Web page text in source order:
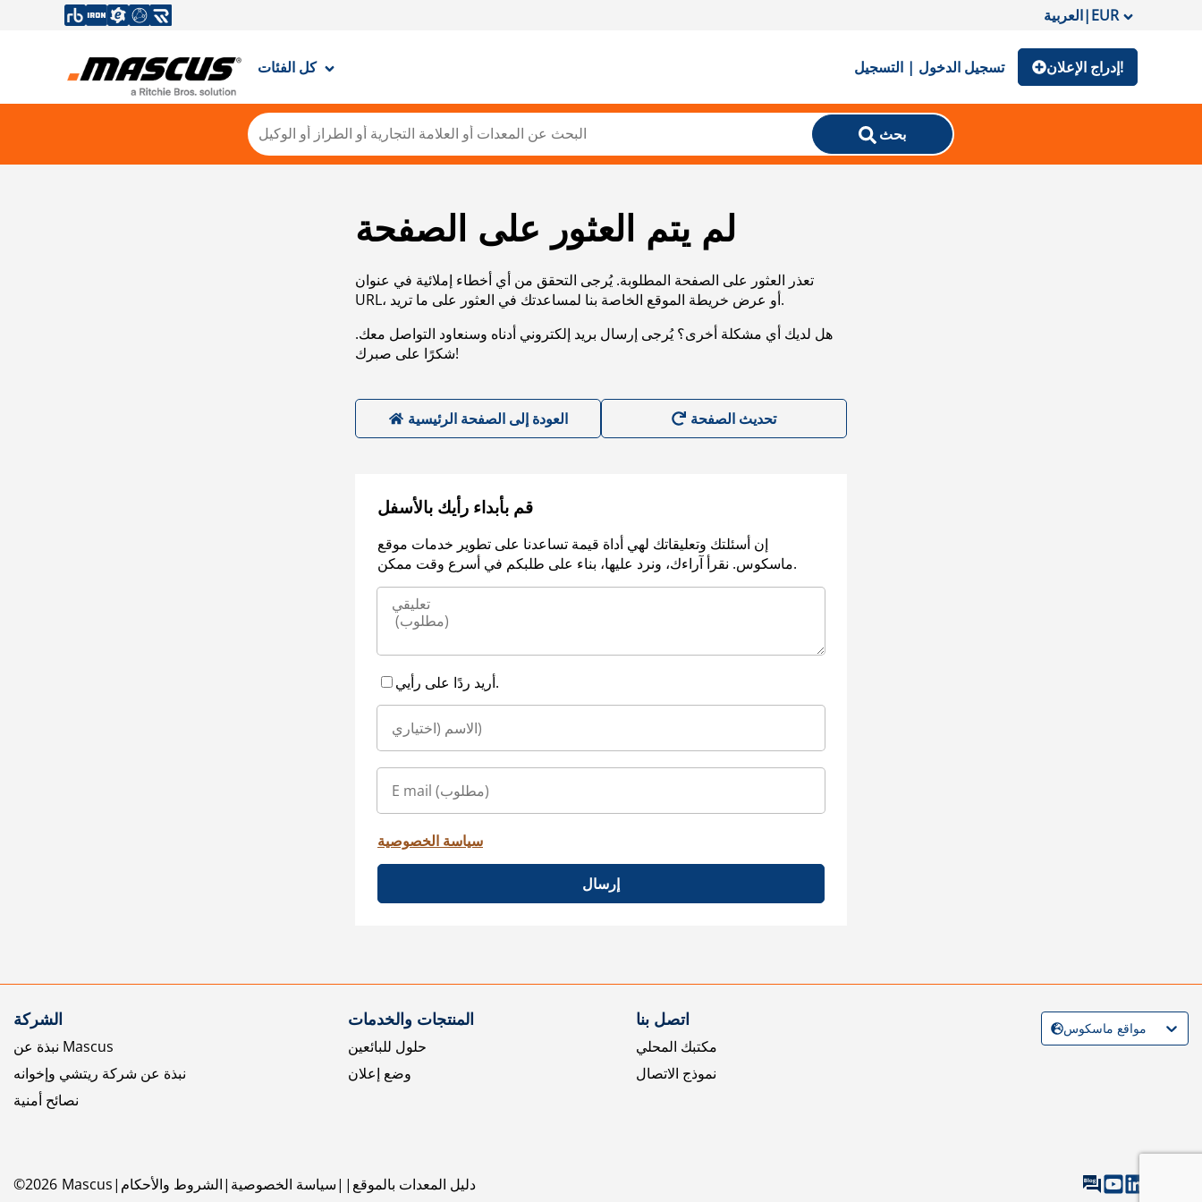
العربية|EUR
كل الفئات تسجيل الدخول | التسجيل إدراج الإعلان!
بحث
لم يتم العثور على الصفحة
تعذر العثور على الصفحة المطلوبة. يُرجى التحقق من أي أخطاء إملائية في عنوان
URL، أو عرض خريطة الموقع الخاصة بنا لمساعدتك في العثور على ما تريد.
هل لديك أي مشكلة أخرى؟ يُرجى إرسال بريد إلكتروني أدناه وسنعاود التواصل معك.
شكرًا على صبرك!
العودة إلى الصفحة الرئيسية
قم بأبداء رأيك بالأسفل
إن أسئلتك وتعليقاتك لهي أداة قيمة تساعدنا على تطوير خدمات موقع
ماسكوس. نقرأ آراءك، ونرد عليها، بناء على طلبكم في أسرع وقت ممكن.
أريد ردًا على رأيي.
سياسة الخصوصية
إرسال
الشركة
نبذة عن Mascus
نبذة عن شركة ريتشي وإخوانه
نصائح أمنية
المنتجات والخدمات
حلول للبائعين
وضع إعلان
اتصل بنا
مكتبك المحلي
نموذج الاتصال
©2026 Mascus الشروط والأحكام سياسة الخصوصية دليل المعدات بالموقع
مواقع ماسكوس